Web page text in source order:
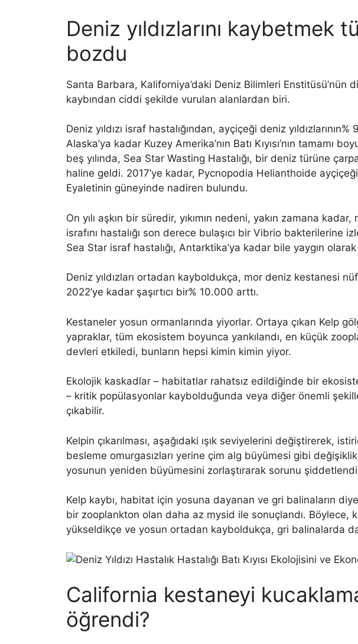
Deniz yıldızlarını kaybetmek
bozdu
Santa Barbara, Kaliforniya’daki Deniz Bilimleri Enstitüsü’nün
kaybından ciddi şekilde vurulan alanlardan biri.
Deniz yıldızı israf hastalığından, ayçiçeği deniz yıldızlarının%
Alaska’ya kadar Kuzey Amerika’nın Batı Kıyısı’nın tamamı
beş yılında, Sea Star Wasting Hastalığı, bir deniz türüne
haline geldi. 2017’ye kadar, Pycnopodia Helianthoide ayçiçeği
Eyaletinin güneyinde nadiren bulundu.
On yılı aşkın bir süredir, yıkımın nedeni, yakın zamana
israfını hastalığı son derece bulaşıcı bir Vibrio bakterilerine
Sea Star israf hastalığı, Antarktika’ya kadar bile yaygın olarak
Deniz yıldızları ortadan kayboldukça, mor deniz kestanesi
2022’ye kadar şaşırtıcı bir% 10.000 arttı.
Kestaneler yosun ormanlarında yiyorlar. Ortaya çıkan Kelp
yapraklar, tüm ekosistem boyunca yankılandı, en küçük
devleri etkiledi, bunların hepsi kimin kimin yiyor.
Ekolojik kaskadlar – habitatlar rahatsız edildiğinde bir
– kritik popülasyonlar kaybolduğunda veya diğer önemli
çıkabilir.
Kelpin çıkarılması, aşağıdaki ışık seviyelerini değiştirerek,
besleme omurgasızları yerine çim alg büyümesi gibi
yosunun yeniden büyümesini zorlaştırarak sorunu
Kelp kaybı, habitat için yosuna dayanan ve gri balinaların
bir zooplankton olan daha az mysid ile sonuçlandı. Böylece,
yükseldikçe ve yosun ortadan kayboldukça, gri balinalarda
California kestaneyi
öğrendi?